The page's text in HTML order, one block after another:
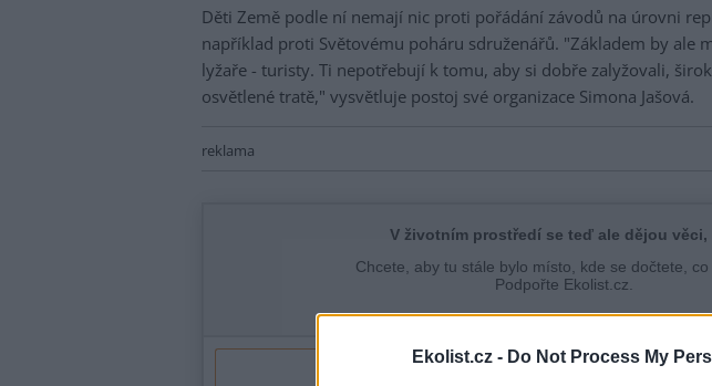
Ekolist.cz - Do Not Process My
Děti Země podle ní nemají nic proti pořádání závodů na úrovni
například proti Světovému poháru sdruženářů. "Základem by ale
lyžaře - turisty. Ti nepotřebují k tomu, aby si dobře zalyžovali,
osvětlené tratě," vysvětluje postoj své organizace Simona Jašová.
reklama